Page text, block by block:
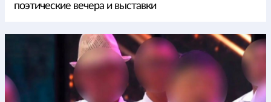
поэтические вечера и выставки